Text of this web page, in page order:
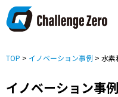
TOP > イノベーション事例 > 水素
イノベーション事例